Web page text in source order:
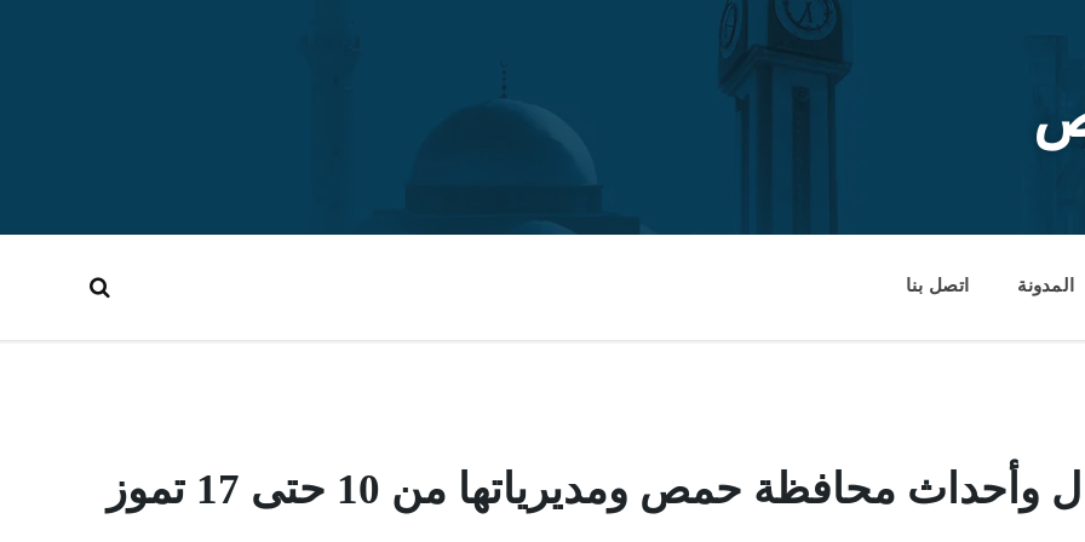
المدونة اتصل بنا
محافظة حمص ومديرياتها من 10 حتى 17 تموز